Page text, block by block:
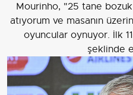
Mourinho, "25 tane
atıyorum ve masanın
oyuncular oynuyor. İlk
şeklinde